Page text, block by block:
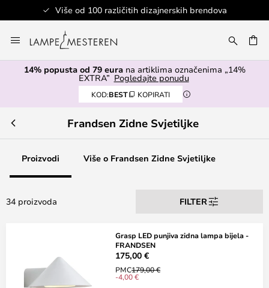
Više od 100 različitih dizajnerskih brendova
to
Content
14% popusta od 79 eurana artiklima označenima „14%
EXTRA” Pogledajte ponudu
KOD:BEST KOPIRATI
Frandsen Zidne Svjetiljke
Proizvodi Više o Frandsen Zidne Svjetiljke
34 proizvoda FILTER
Grasp LED punjiva zidna lampa bijela -
FRANDSEN
175,00 €
PMC179,00 €
-4,00 €